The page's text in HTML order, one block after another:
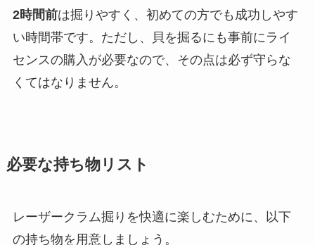
2時間前は掘りやすく、初めての方でも成功しやす
い時間帯です。ただし、貝を掘るにも事前にライ
センスの購入が必要なので、その点は必ず守らな
くてはなりません。
必要な持ち物リスト
レーザークラム掘りを快適に楽しむために、以下
の持ち物を用意しましょう。